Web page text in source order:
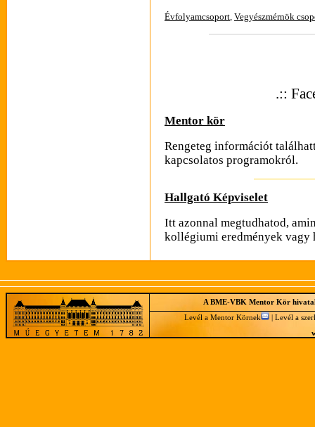
Évfolyamcsoport, Vegyészmérnök
.::
Mentor kör
Rengeteg információt
kapcsolatos programokról.
Hallgató Képviselet
Itt azonnal megtudhatod,
kollégiumi eredmények vagy
A BME-VBK Mentor Kör
Levél a Mentor Körnek
Levél a